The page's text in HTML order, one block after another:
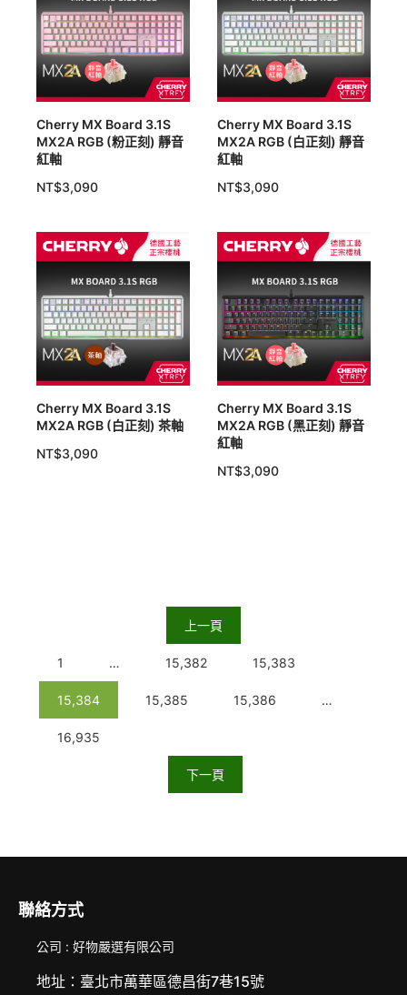
Cherry MX Board 3.1S
MX2A RGB (粉正刻) 靜音
紅軸
NT$3,090
Cherry MX Board 3.1S
MX2A RGB (白正刻) 靜音
紅軸
NT$3,090
Cherry MX Board 3.1S
MX2A RGB (白正刻) 茶軸
NT$3,090
Cherry MX Board 3.1S
MX2A RGB (黑正刻) 靜音
紅軸
NT$3,090
上一頁
1 … 15,382 15,383
15,384 15,385 15,386 …
16,935
下一頁
聯絡方式
公司 : 好物嚴選有限公司
地址：臺北市萬華區德昌街7巷15號